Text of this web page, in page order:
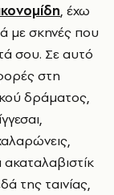
, έχω
με σκηνές που
σου. Σε αυτό
στη
δράματος,
ακαταλαβιστίκ
της ταινίας,